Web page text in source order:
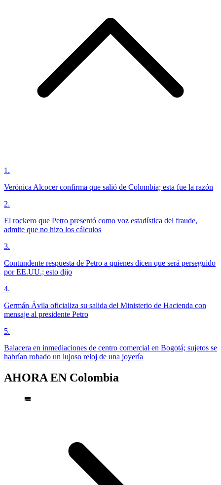
1 .
Verónica Alcocer confirma que salió de Colombia; esta fue la razón
2.
El rockero que Petro presentó como voz estadística del fraude,
admite que no hizo los cálculos
3.
Contundente respuesta de Petro a quienes dicen que será perseguido
por EE.UU.; esto dijo
4.
Germán Ávila oficializa su salida del Ministerio de Hacienda con
mensaje al presidente Petro
5.
Balacera en inmediaciones de centro comercial en Bogotá; sujetos se
habrían robado un lujoso reloj de una joyería
AHORA EN Colombia